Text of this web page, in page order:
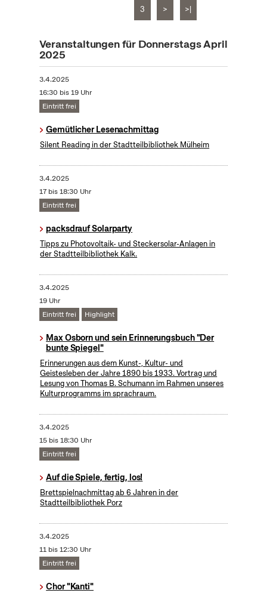
3 > >|
Veranstaltungen für Donnerstags April
2025
3.4.2025
16:30 bis 19 Uhr
Eintritt frei
Gemütlicher Lesenachmittag
Silent Reading in der Stadtteilbibliothek Mülheim
3.4.2025
17 bis 18:30 Uhr
Eintritt frei
packsdrauf Solarparty
Tipps zu Photovoltaik- und Steckersolar-Anlagen in
der Stadtteilbibliothek Kalk.
3.4.2025
19 Uhr
Eintritt frei
Highlight
Max Osborn und sein Erinnerungsbuch "Der
bunte Spiegel"
Erinnerungen aus dem Kunst-, Kultur- und
Geistesleben der Jahre 1890 bis 1933. Vortrag und
Lesung von Thomas B. Schumann im Rahmen unseres
Kulturprogramms im sprachraum.
3.4.2025
15 bis 18:30 Uhr
Eintritt frei
Auf die Spiele, fertig, los!
Brettspielnachmittag ab 6 Jahren in der
Stadtteilbibliothek Porz
3.4.2025
11 bis 12:30 Uhr
Eintritt frei
Chor "Kanti"